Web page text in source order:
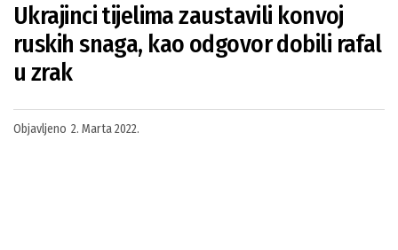
Ukrajinci tijelima zaustavili konvoj
ruskih snaga, kao odgovor dobili rafal
u zrak
Objavljeno 2. Marta 2022.